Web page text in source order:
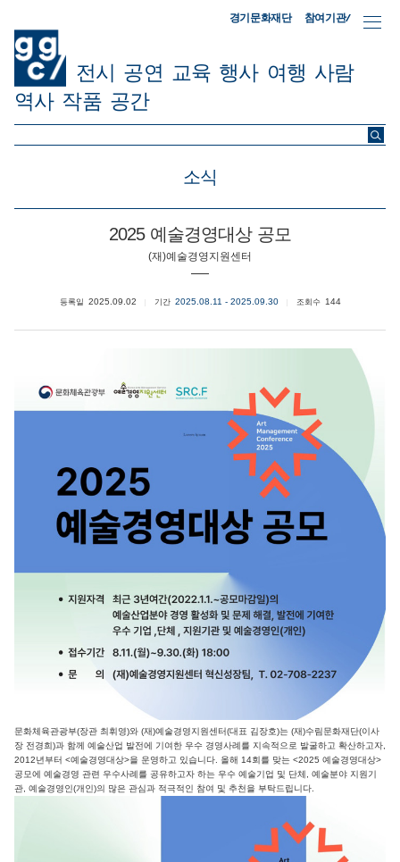
경기문화재단 참여기관/
전시 공연 교육 행사 여행 사람
역사 작품 공간
ggc/
소식
2025 예술경영대상 공모
(재)예술경영지원센터
등록일 2025.09.02 기간 2025.08.11 - 2025.09.30 조회수 144
문화체육관광부(장관 최휘영)와 (재)예술경영지원센터(대표 김장호)는 (재)수림문화재단(이사
장 전경희)과 함께 예술산업 발전에 기여한 우수 경영사례를 지속적으로 발굴하고 확산하고자,
2012년부터 <예술경영대상>을 운영하고 있습니다. 올해 14회를 맞는 <2025 예술경영대상>
공모에 예술경영 관련 우수사례를 공유하고자 하는 우수 예술기업 및 단체, 예술분야 지원기
관, 예술경영인(개인)의 많은 관심과 적극적인 참여 및 추천을 부탁드립니다.